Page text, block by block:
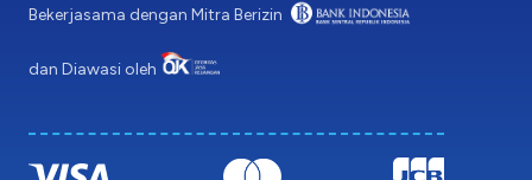
Bekerjasama dengan Mitra Berizin
dan Diawasi oleh